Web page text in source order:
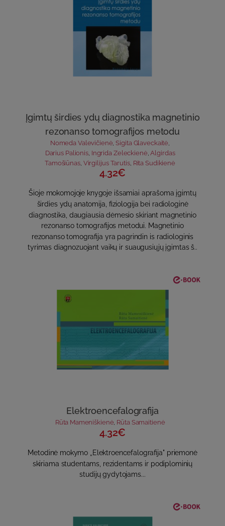
Įgimtų širdies ydų diagnostika magnetinio
rezonanso tomografijos metodu
Nomeda Valevičienė,Sigita Glaveckaitė,
Darius Palionis, Ingrida Zeleckienė,Algirdas
Tamošiūnas, Virgilijus Tarutis, Rita Sudikienė
4.32€
Šioje mokomojoje knygoje išsamiai aprašoma įgimtų
širdies ydų anatomija, fiziologija bei radiologinė
diagnostika, daugiausia dėmesio skiriant magnetinio
rezonanso tomografijos metodui. Magnetinio
rezonanso tomografija yra pagrindin is radiologinis
tyrimas diagnozuojant vaikų ir suaugusiųjų įgimtas š..
Elektroencefalografija
Rūta Mameniškienė, Rūta Samaitienė
4.32€
Metodinė mokymo „Elektroencefalografija" priemonė
skiriama studentams, rezidentams ir podiplominių
studijų gydytojams...